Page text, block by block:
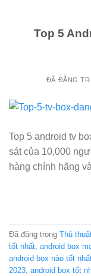
Top 5
ĐÃ ĐĂNG
Top 5 android tv
sát của 10,000
hàng chính hãng
Đã đăng trong Thủ
tốt nhất, android box
android box nào tốt
2023, android box tốt